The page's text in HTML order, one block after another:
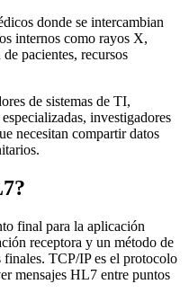
donde se intercambian
internos como rayos X,
pacientes, recursos
de sistemas de TI,
investigadores
necesitan compartir datos
final para la aplicación
receptora y un método de
finales. TCP/IP es el protocolo
mensajes HL7 entre puntos